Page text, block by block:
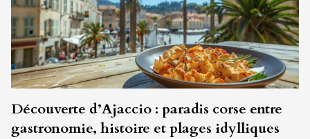
Découverte d’Ajaccio : paradis corse entre
gastronomie, histoire et plages idylliques